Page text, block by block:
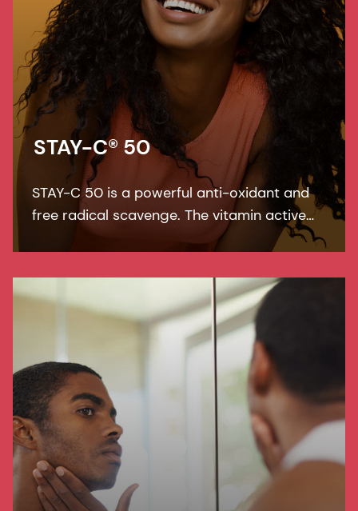
STAY-C® 50
STAY-C 50 is a powerful anti-oxidant and
free radical scavenge. The vitamin active
works for a better-looking skin tone and
and acne.